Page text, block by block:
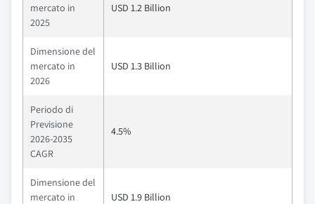
mercato in
2025
USD 1.2 Billion
Dimensione del
mercato in
2026
USD 1.3 Billion
Periodo di
Previsione
2026-2035
CAGR
4.5%
Dimensione del
mercato in
USD 1.9 Billion